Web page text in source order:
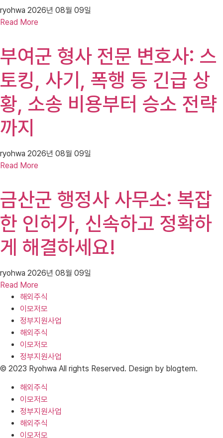
ryohwa 2026년 08월 09일
Read More
부여군 형사 전문 변호사: 스
토킹, 사기, 폭행 등 긴급 상
황, 소송 비용부터 승소 전략
까지
ryohwa 2026년 08월 09일
Read More
금산군 행정사 사무소: 복잡
한 인허가, 신속하고 정확하
게 해결하세요!
ryohwa 2026년 08월 09일
Read More
해외주식
이모저모
정부지원사업
해외주식
이모저모
정부지원사업
© 2023 Ryohwa All rights Reserved. Design by blogtem.
해외주식
이모저모
정부지원사업
해외주식
이모저모